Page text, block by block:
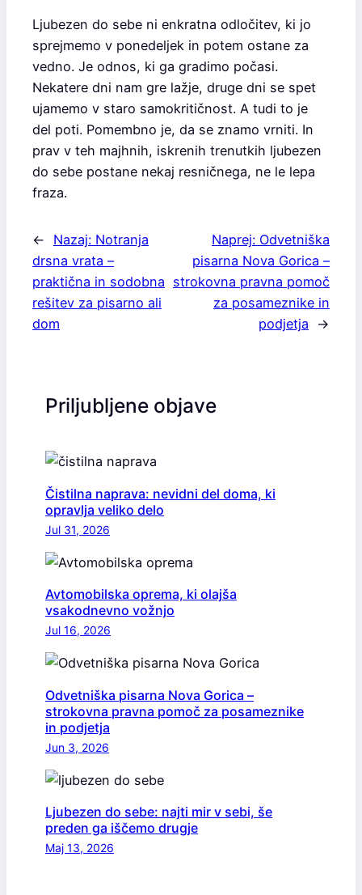
Ljubezen do sebe ni enkratna odločitev, ki jo
sprejmemo v ponedeljek in potem ostane za
vedno. Je odnos, ki ga gradimo počasi.
Nekatere dni nam gre lažje, druge dni se spet
ujamemo v staro samokritičnost. A tudi to je
del poti. Pomembno je, da se znamo vrniti. In
prav v teh majhnih, iskrenih trenutkih ljubezen
do sebe postane nekaj resničnega, ne le lepa
fraza.
← Nazaj: Notranja
drsna vrata –
praktična in sodobna
rešitev za pisarno ali
dom
Naprej: Odvetniška
pisarna Nova Gorica –
strokovna pravna pomoč
za posameznike in
podjetja
→
Priljubljene objave
Čistilna naprava: nevidni del doma, ki
opravlja veliko delo
Jul 31, 2026
Avtomobilska oprema, ki olajša
vsakodnevno vožnjo
Jul 16, 2026
Odvetniška pisarna Nova Gorica –
strokovna pravna pomoč za posameznike
in podjetja
Jun 3, 2026
Ljubezen do sebe: najti mir v sebi, še
preden ga iščemo drugje
Maj 13, 2026